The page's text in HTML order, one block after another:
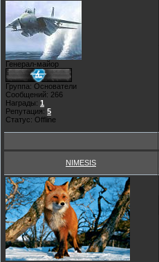
Генерал-майор
Группа: Основатели
Сообщений: 266
Награды: 1
Репутация: 5
Статус: Offline
NIMESIS